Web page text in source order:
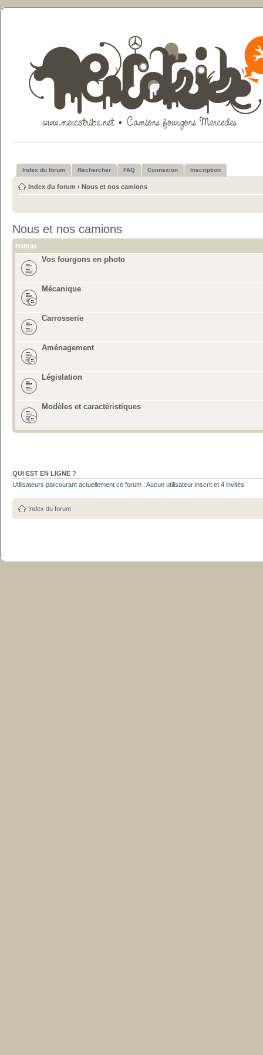
Index du forum Rechercher FAQ Connexion Inscription
Index du forum ‹ Nous et nos camions
Nous et nos camions
FORUM
Vos fourgons en photo
Mécanique
Carrosserie
Aménagement
Législation
Modèles et caractéristiques
QUI EST EN LIGNE ?
Utilisateurs parcourant actuellement ce forum : Aucun utilisateur inscrit et 4 invités
Index du forum